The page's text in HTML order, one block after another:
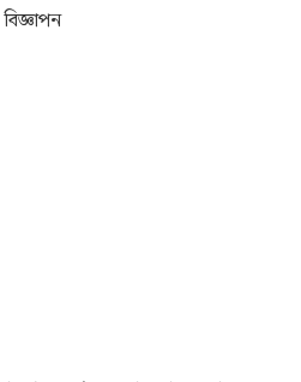
বিজ্ঞাপন